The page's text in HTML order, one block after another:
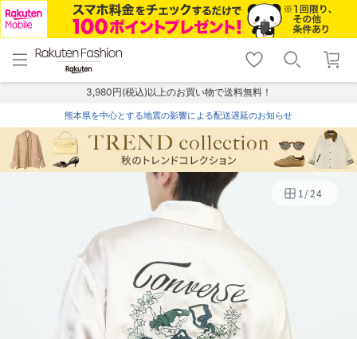
menu home
トップ
shopping_cart lock_outline
ログイン
3,980円(税込)以上のお買い物で送料無料！
熊本県を中心とする地震の影響による配送遅延のお知らせ
1/24